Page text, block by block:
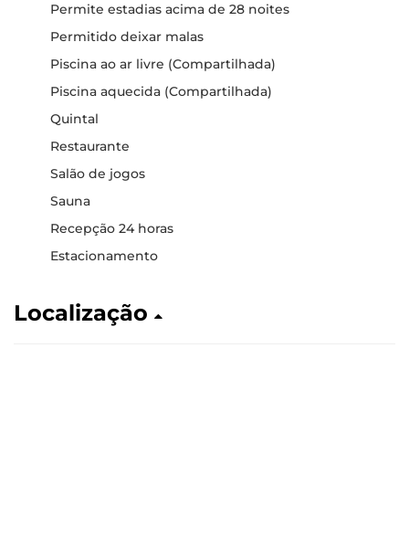
Permite estadias acima de 28 noites
Permitido deixar malas
Piscina ao ar livre (Compartilhada)
Piscina aquecida (Compartilhada)
Quintal
Restaurante
Salão de jogos
Sauna
Recepção 24 horas
Estacionamento
Localização